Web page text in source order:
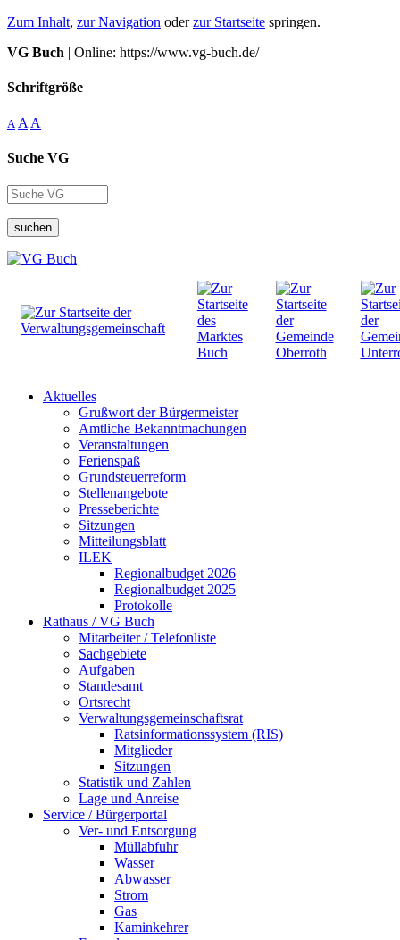
Zum Inhalt, zur Navigation oderzur Startseite springen.
VG Buch | Online: https://www.vg-buch.de/
Schriftgröße
A A A
Suche VG
suchen
Aktuelles
Grußwort der Bürgermeister
Amtliche Bekanntmachungen
Veranstaltungen
Ferienspaß
Grundsteuerreform
Stellenangebote
Presseberichte
Sitzungen
Mitteilungsblatt
ILEK
Regionalbudget 2026
Regionalbudget 2025
Protokolle
Rathaus / VG Buch
Mitarbeiter / Telefonliste
Sachgebiete
Aufgaben
Standesamt
Ortsrecht
Verwaltungsgemeinschaftsrat
Ratsinformationssystem (RIS)
Mitglieder
Sitzungen
Statistik und Zahlen
Lage und Anreise
Service / Bürgerportal
Ver- und Entsorgung
Müllabfuhr
Wasser
Abwasser
Strom
Gas
Kaminkehrer